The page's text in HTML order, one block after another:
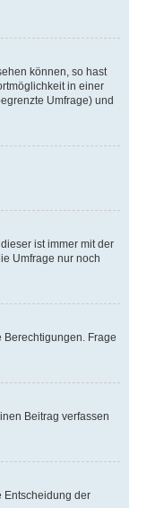
können, so hast
in einer
Umfrage) und
ist immer mit der
Umfrage nur noch
Frage
Beitrag verfassen
Entscheidung der